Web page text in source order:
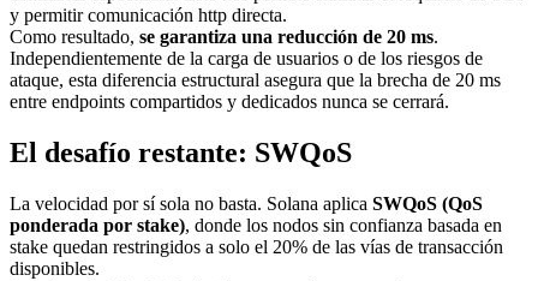
y permitir comunicación http directa.
Como resultado, se garantiza una reducción de 20 ms.
Independientemente de la carga de usuarios o de los riesgos de
ataque, esta diferencia estructural asegura que la brecha de 20 ms
entre endpoints compartidos y dedicados nunca se cerrará.
El desafío restante: SWQoS
La velocidad por sí sola no basta. Solana aplica SWQoS (QoS
ponderada por stake), donde los nodos sin confianza basada en
stake quedan restringidos a solo el 20% de las vías de transacción
disponibles.